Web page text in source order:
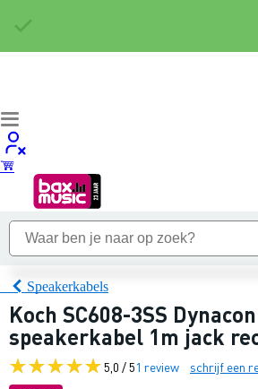
Speakerkabels
Koch SC608-3SS Dynacon
speakerkabel 1m jack
5,0 / 51 review schrijf een